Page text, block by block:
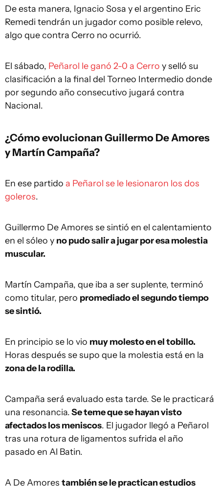
De esta manera, Ignacio Sosa y el argentino Eric
Remedi tendrán un jugador como posible relevo,
algo que contra Cerro no ocurrió.
El sábado, Peñarol le ganó 2-0 a Cerro y selló su
clasificación a la final del Torneo Intermedio donde
por segundo año consecutivo jugará contra
Nacional.
¿Cómo evolucionan Guillermo De Amores
y Martín Campaña?
En ese partido a Peñarol se le lesionaron los dos
goleros.
Guillermo De Amores se sintió en el calentamiento
en el sóleo y no pudo salir a jugar por esa molestia
muscular.
Martín Campaña, que iba a ser suplente, terminó
como titular, pero promediado el segundo tiempo
se sintió.
En principio se lo vio muy molesto en el tobillo.
Horas después se supo que la molestia está en la
zona de la rodilla.
Campaña será evaluado esta tarde. Se le practicará
una resonancia.Se teme que se hayan visto
afectados los meniscos. El jugador llegó a Peñarol
tras una rotura de ligamentos sufrida el año
pasado en Al Batin.
A De Amores también se le practican estudios